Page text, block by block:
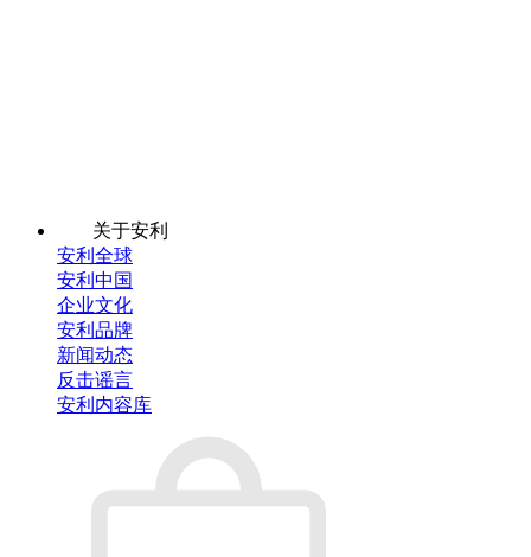
关于安利
安利全球
安利中国
企业文化
安利品牌
新闻动态
反击谣言
安利内容库